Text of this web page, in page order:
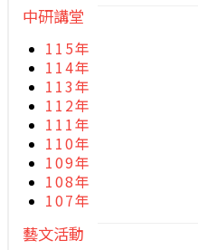
中研講堂
115年
114年
113年
112年
111年
110年
109年
108年
107年
藝文活動